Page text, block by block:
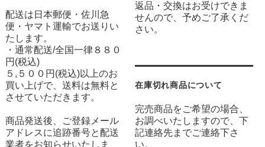
配送は日本郵便・佐川急
便・ヤマト運輸でお送りい
たします。
・通常配送/全国一律８８０
円(税込)
５,５００円(税込)以上のお
買い上げで、送料は無料と
させていただきます。
商品発送後、ご登録メール
アドレスに追跡番号と配送
業者をお知らせいたしま
返品・交換はお受けできま
せんので、予めご了承くだ
さい。
在庫切れ商品について
完売商品をご希望の場合、
お調べいたしますので、下
記連絡先までご連絡下さ
い。